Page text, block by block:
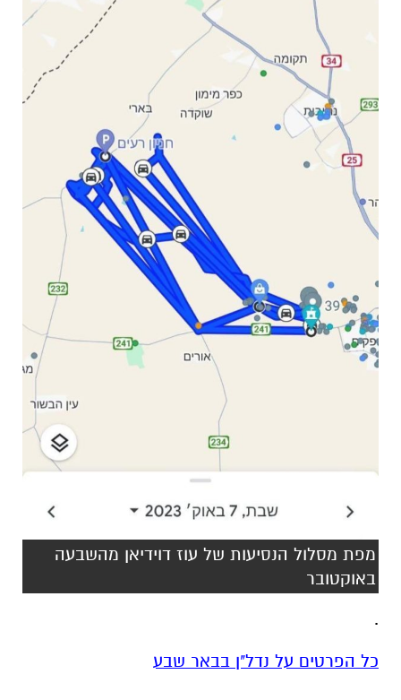
מפת מסלול הנסיעות של עוז דוידיאן מהשבעה
באוקטובר
.
כל הפרטים על נדל"ן בבאר שבע